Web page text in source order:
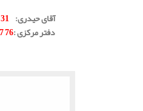
آقای حیدری:
31 90 296 0912
دفتر مرکزی:
76 67 25 36 – 021